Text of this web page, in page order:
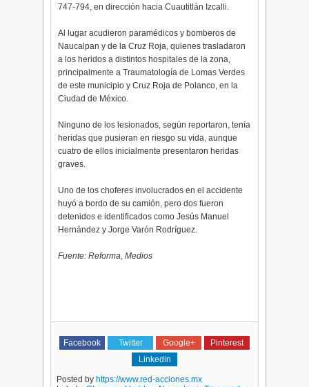
747-794, en dirección hacia Cuautitlán Izcalli.
Al lugar acudieron paramédicos y bomberos de
Naucalpan y de la Cruz Roja, quienes trasladaron
a los heridos a distintos hospitales de la zona,
principalmente a Traumatología de Lomas Verdes
de este municipio y Cruz Roja de Polanco, en la
Ciudad de México.
Ninguno de los lesionados, según reportaron, tenía
heridas que pusieran en riesgo su vida, aunque
cuatro de ellos inicialmente presentaron heridas
graves.
Uno de los choferes involucrados en el accidente
huyó a bordo de su camión, pero dos fueron
detenidos e identificados como Jesús Manuel
Hernández y Jorge Varón Rodríguez.
Fuente: Reforma, Medios
Facebook Twitter Google+
Pinterest
Linkedin
Posted by https://www.red-acciones.mx